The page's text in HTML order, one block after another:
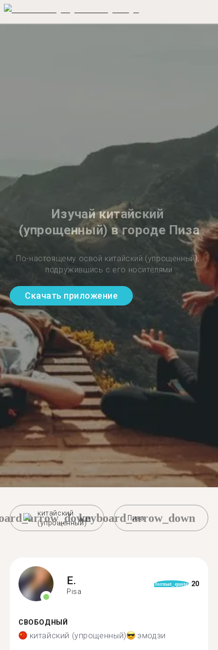
Изучай китайский
(упрощенный) в городе Пиза
По-настоящему освой китайский (упрощенный),
подружившись с его носителями
Скачать приложение
китайский
(упрощенный)
Пиза
keyboard_arrow_down
E.
Pisa
format_quote 20
СВОБОДНЫЙ
китайский (упрощенный) эмодзи